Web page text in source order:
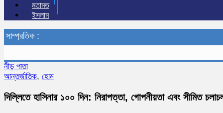
মতামত
ইসলাম
সাম্প্রতিক :
নীড় পাতা
আন্তর্জাতিক, হোম
দিল্লিতে হাসিনার ১০০ দিন: নিরাপত্তা, গোপনীয়তা এবং সীমিত